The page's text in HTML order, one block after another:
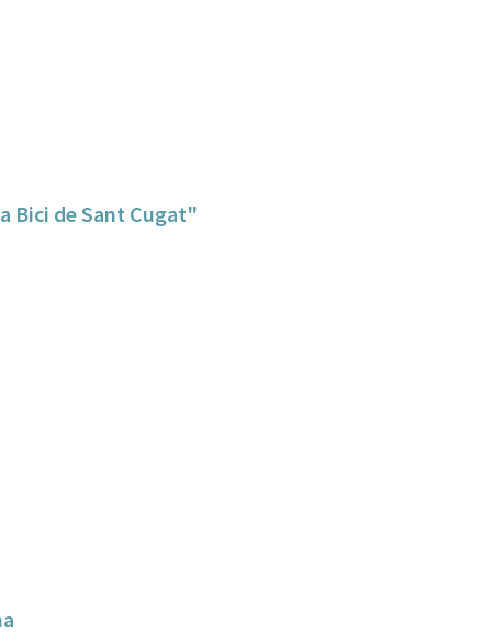
Bici de Sant Cugat"